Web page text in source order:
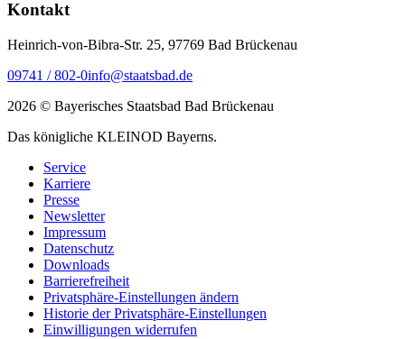
Kontakt
Heinrich-von-Bibra-Str. 25, 97769 Bad Brückenau
09741 / 802-0info@staatsbad.de
2026 © Bayerisches Staatsbad Bad Brückenau
Das königliche KLEINOD Bayerns.
Service
Karriere
Presse
Newsletter
Impressum
Datenschutz
Downloads
Barrierefreiheit
Privatsphäre-Einstellungen ändern
Historie der Privatsphäre-Einstellungen
Einwilligungen widerrufen